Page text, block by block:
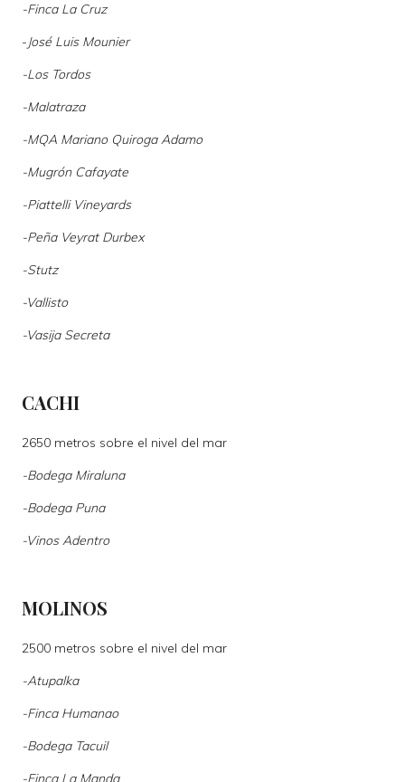
-Finca La Cruz
-José Luis Mounier
-Los Tordos
-Malatraza
-MQA Mariano Quiroga Adamo
-Mugrón Cafayate
-Piattelli Vineyards
-Peña Veyrat Durbex
-Stutz
-Vallisto
-Vasija Secreta
CACHI
2650 metros sobre el nivel del mar
-Bodega Miraluna
-Bodega Puna
-Vinos Adentro
MOLINOS
2500 metros sobre el nivel del mar
-Atupalka
-Finca Humanao
-Bodega Tacuil
-Finca La Manda